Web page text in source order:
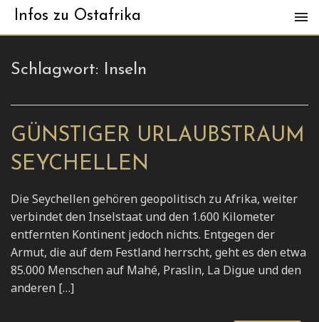
Infos zu Ostafrika
Schlagwort: Inseln
GÜNSTIGER URLAUBSTRAUM
SEYCHELLEN
Die Seychellen gehören geopolitisch zu Afrika, weiter
verbindet den Inselstaat und den 1.600 Kilometer
entfernten Kontinent jedoch nichts. Entgegen der
Armut, die auf dem Festland herrscht, geht es den etwa
85.000 Menschen auf Mahé, Praslin, La Digue und den
anderen […]